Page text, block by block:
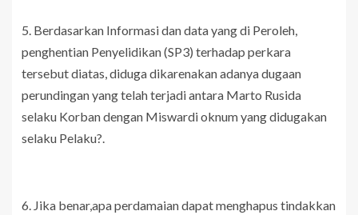
5. Berdasarkan Informasi dan data yang di Peroleh,
penghentian Penyelidikan (SP3) terhadap perkara
tersebut diatas, diduga dikarenakan adanya dugaan
perundingan yang telah terjadi antara Marto Rusida
selaku Korban dengan Miswardi oknum yang didugakan
selaku Pelaku?.
6. Jika benar,apa perdamaian dapat menghapus tindakkan